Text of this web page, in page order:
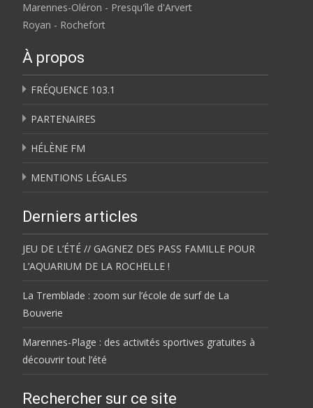
Marennes-Oléron - Presqu'île d'Arvert
Royan - Rochefort
À propos
FRÉQUENCE 103.1
PARTENAIRES
HÉLÈNE FM
MENTIONS LÉGALES
Derniers articles
JEU DE L’ÉTÉ // GAGNEZ DES PASS FAMILLE POUR
L’AQUARIUM DE LA ROCHELLE !
La Tremblade : zoom sur l’école de surf de La
Bouverie
Marennes-Plage : des activités sportives gratuites à
découvrir tout l’été
Rechercher sur ce site